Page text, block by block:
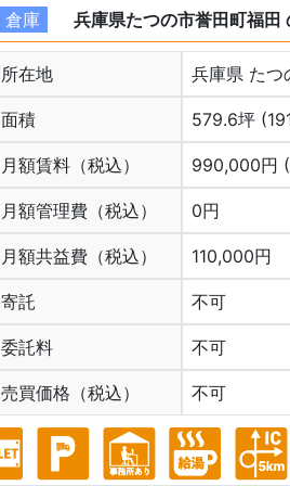
倉庫 兵庫県たつの市誉⽥町福⽥
所在地 兵庫県 たつ
面積 579.6坪
月額賃料（税込） 990,000円
月額管理費（税込） 0円
月額共益費（税込） 110,000円
寄託 不可
委託料 不可
売買価格（税込） 不可